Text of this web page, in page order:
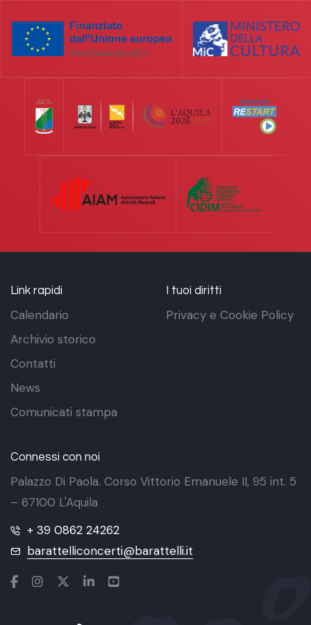
Link rapidi
Calendario
Archivio storico
Contatti
News
Comunicati stampa
I tuoi diritti
Privacy e Cookie Policy
Connessi con noi
Palazzo Di Paola. Corso Vittorio Emanuele II, 95 int. 5
– 67100 L'Aquila
+ 39 0862 24262
barattelliconcerti@barattelli.it